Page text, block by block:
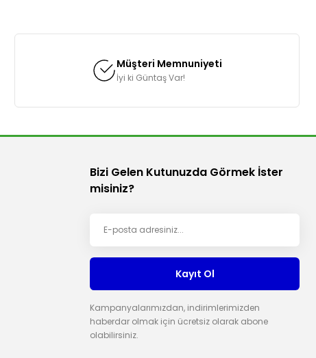
Müşteri Memnuniyeti
İyi ki Güntaş Var!
Bizi Gelen Kutunuzda Görmek İster
misiniz?
Kayıt Ol
Kampanyalarımızdan, indirimlerimizden
haberdar olmak için ücretsiz olarak abone
olabilirsiniz.